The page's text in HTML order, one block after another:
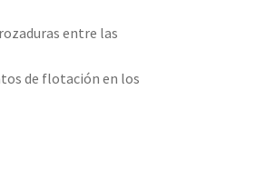
entre las
de flotación en los